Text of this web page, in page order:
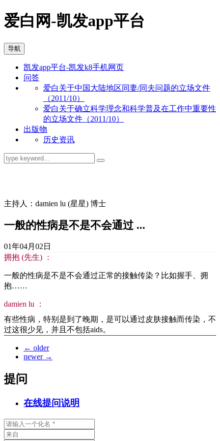
爱白网-凯发app平台
导航
凯发app平台-凯发k8手机网页
问答
爱白关于中国大陆地区同妻/同夫问题的立场文件
（2011/10）
爱白关于确立科学理念和科学普及在工作中重要性
的立场文件（2011/10）
出版物
历史资讯
主持人：damien lu (星星) 博士
一般的性病是不是不会通过 ...
01年04月02日
拥抱 (先生) ：
一般的性病是不是不会通过正常的接触传染？比如握手、拥
抱……
damien lu ：
有些性病，特别是到了晚期，是可以通过皮肤接触而传染，不
过这很少见，并且不包括aids。
← older
newer →
提问
在线提问说明